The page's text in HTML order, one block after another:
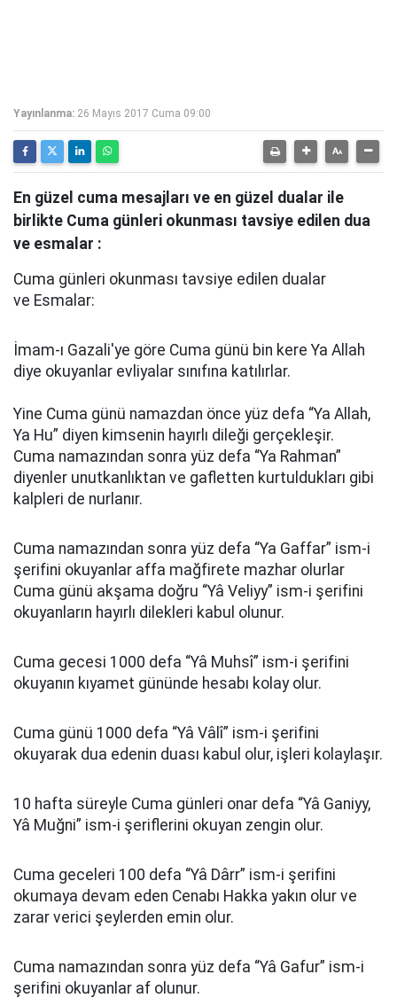
Yayınlanma: 26 Mayıs 2017 Cuma 09:00
En güzel cuma mesajları ve en güzel dualar ile
birlikte Cuma günleri okunması tavsiye edilen dua
ve esmalar :
Cuma günleri okunması tavsiye edilen dualar
ve Esmalar:
İmam-ı Gazali'ye göre Cuma günü bin kere Ya Allah
diye okuyanlar evliyalar sınıfına katılırlar.
Yine Cuma günü namazdan önce yüz defa “Ya Allah,
Ya Hu” diyen kimsenin hayırlı dileği gerçekleşir.
Cuma namazından sonra yüz defa “Ya Rahman”
diyenler unutkanlıktan ve gafletten kurtuldukları gibi
kalpleri de nurlanır.
Cuma namazından sonra yüz defa “Ya Gaffar” ism-i
şerifini okuyanlar affa mağfirete mazhar olurlar
Cuma günü akşama doğru “Yâ Veliyy” ism-i şerifini
okuyanların hayırlı dilekleri kabul olunur.
Cuma gecesi 1000 defa “Yâ Muhsî” ism-i şerifini
okuyanın kıyamet gününde hesabı kolay olur.
Cuma günü 1000 defa “Yâ Vâlî” ism-i şerifini
okuyarak dua edenin duası kabul olur, işleri kolaylaşır.
10 hafta süreyle Cuma günleri onar defa “Yâ Ganiyy,
Yâ Muğni” ism-i şeriflerini okuyan zengin olur.
Cuma geceleri 100 defa “Yâ Dârr” ism-i şerifini
okumaya devam eden Cenabı Hakka yakın olur ve
zarar verici şeylerden emin olur.
Cuma namazından sonra yüz defa “Yâ Gafur” ism-i
şerifini okuyanlar af olunur.